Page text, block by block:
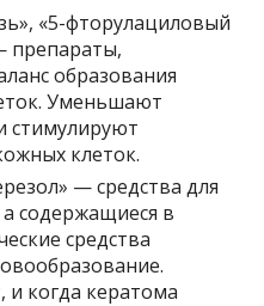
«5-фторулациловый
препараты,
образования
Уменьшают
стимулируют
клеток.
— средства для
содержащиеся в
средства
и когда кератома